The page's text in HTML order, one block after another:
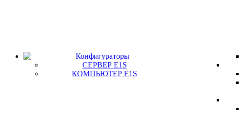
Конфигураторы
СЕРВЕР E1S
КОМПЬЮТЕР E1S